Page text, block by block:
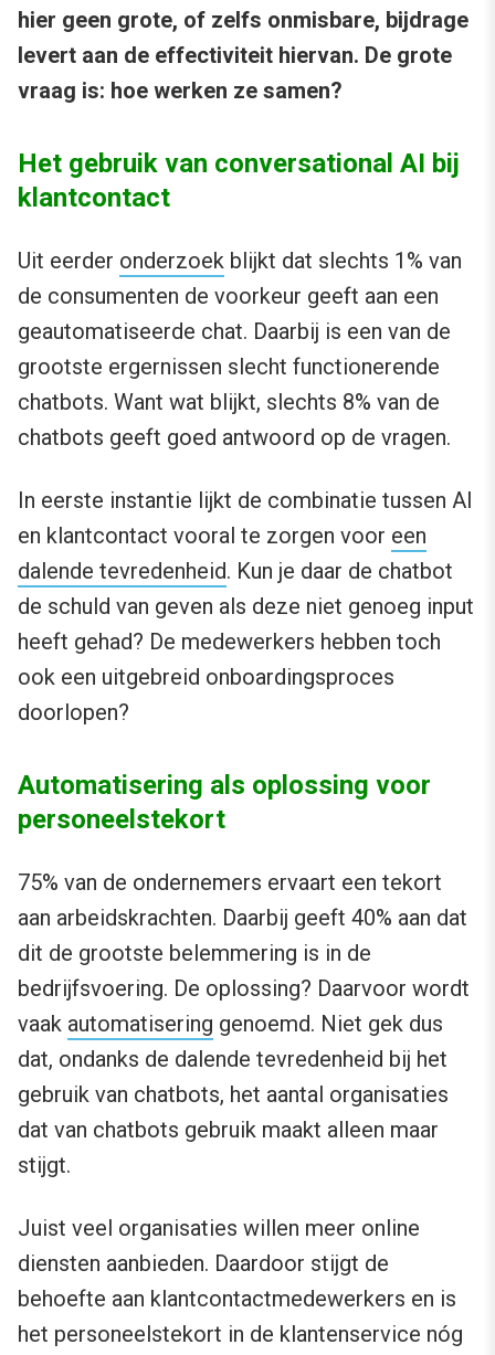
hier geen grote, of zelfs onmisbare, bijdrage
levert aan de effectiviteit hiervan. De grote
vraag is: hoe werken ze samen?
Het gebruik van conversational AI bij
klantcontact
Uit eerder onderzoek blijkt dat slechts 1% van
de consumenten de voorkeur geeft aan een
geautomatiseerde chat. Daarbij is een van de
grootste ergernissen slecht functionerende
chatbots. Want wat blijkt, slechts 8% van de
chatbots geeft goed antwoord op de vragen.
In eerste instantie lijkt de combinatie tussen AI
en klantcontact vooral te zorgen voor een
dalende tevredenheid. Kun je daar de chatbot
de schuld van geven als deze niet genoeg input
heeft gehad? De medewerkers hebben toch
ook een uitgebreid onboardingsproces
doorlopen?
Automatisering als oplossing voor
personeelstekort
75% van de ondernemers ervaart een tekort
aan arbeidskrachten. Daarbij geeft 40% aan dat
dit de grootste belemmering is in de
bedrijfsvoering. De oplossing? Daarvoor wordt
vaak automatisering genoemd. Niet gek dus
dat, ondanks de dalende tevredenheid bij het
gebruik van chatbots, het aantal organisaties
dat van chatbots gebruik maakt alleen maar
stijgt.
Juist veel organisaties willen meer online
diensten aanbieden. Daardoor stijgt de
behoefte aan klantcontactmedewerkers en is
het personeelstekort in de klantenservice nóg